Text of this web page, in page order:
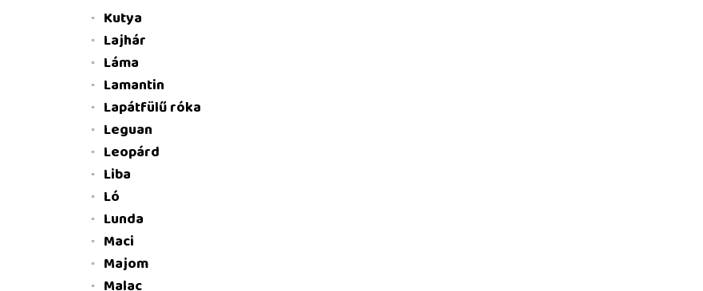
Kutya
Lajhár
Láma
Lamantin
Lapátfülű róka
Leguan
Leopárd
Liba
Ló
Lunda
Maci
Majom
Malac